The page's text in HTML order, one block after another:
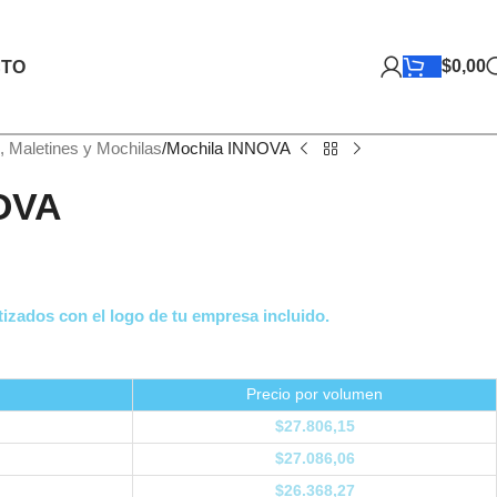
$0,00
Maletines y Mochilas Mochila INNOVA
con el logo de tu empresa incluido.
Precio por volumen
$27.806,15
$27.086,06
$26.368,27